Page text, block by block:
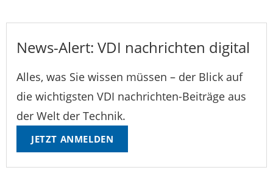
News-Alert: VDI nachrichten digital
Alles, was Sie wissen müssen – der Blick auf
die wichtigsten VDI nachrichten-Beiträge aus
der Welt der Technik.
JETZT ANMELDEN